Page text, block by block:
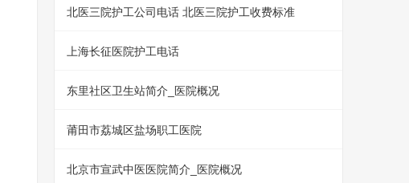
北医三院护工公司电话 北医三院护工收费标准
上海长征医院护工电话
东里社区卫生站简介_医院概况
莆田市荔城区盐场职工医院
北京市宣武中医医院简介_医院概况